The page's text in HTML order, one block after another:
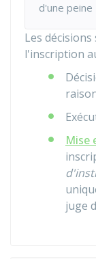
d'une peine
Les
l'inscription
Mise
juge